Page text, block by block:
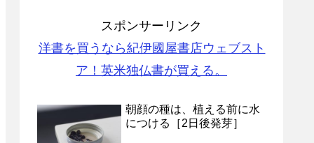
スポンサーリンク
洋書を買うなら紀伊國屋書店ウェブスト
ア！英米独仏書が買える。
朝顔の種は、植える前に水
につける［2日後発芽］